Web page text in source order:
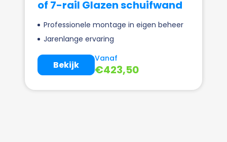
of 7-rail Glazen schuifwand
Professionele montage in eigen beheer
Jarenlange ervaring
Vanaf
€423,50
Bekijk